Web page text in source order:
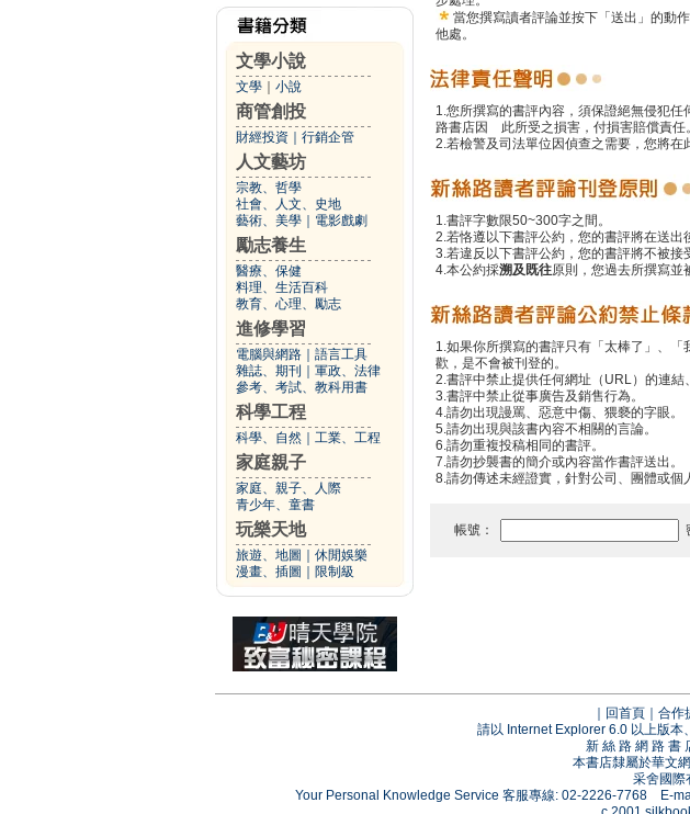
文學小說
文學 小說
商管創投
財經投資 行銷企管
人文藝坊
宗教、哲學
社會、人文、史地
藝術、美學
電影戲劇
勵志養生
醫療、保健
料理、生活百科
教育、心理、勵志
進修學習
電腦與網路
語言工具
雜誌、期刊
軍政、法律
參考、考試、教科用書
科學工程
科學、自然 工業、工程
家庭親子
家庭、親子、人際
青少年、童書
玩樂天地
旅遊、地圖
休閒娛樂
漫畫、插圖
限制級
當您撰寫讀者評論並按下「送出」的動
他處。
1.您所撰寫的書評內容，須保證絕無侵犯
路書店因 此所受之損害，付損害賠償責任。
2.若檢警及司法單位因偵查之需要，您將在
1.書評字數限50~300字之間。
2.若恪遵以下書評公約，您的書評將在送出
3.若違反以下書評公約，您的書評將不被接
4.本公約採溯及既往原則，您過去所撰寫並
1.如果你所撰寫的書評只有「太棒了」、
歡，是不會被刊登的。
2.書評中禁止提供任何網址（URL）的連結
3.書評中禁止從事廣告及銷售行為。
4.請勿出現謾罵、惡意中傷、猥褻的字眼。
5.請勿出現與該書內容不相關的言論。
6.請勿重複投稿相同的書評。
7.請勿抄襲書的簡介或內容當作書評送出。
8.請勿傳述未經證實，針對公司、團體或個
帳號：
回首頁 合作
請以 Internet Explorer 6.0 以上版本
新 絲 路 網 路 書
本書店隸屬於華文
采舍國際
Your Personal Knowledge Service 客服專線: 02-2226-7768 E-